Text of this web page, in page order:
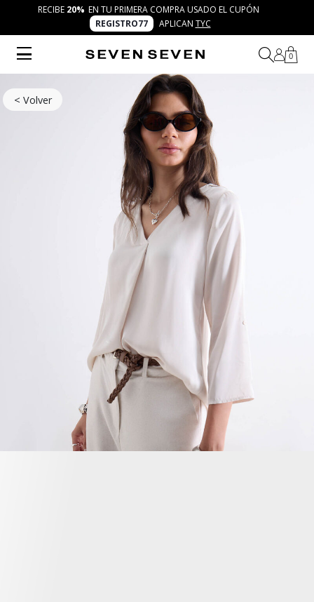
RECIBE 20% EN TU PRIMERA COMPRA USADO EL CUPÓN
REGISTRO77
APLICAN TYC
0
< Volver